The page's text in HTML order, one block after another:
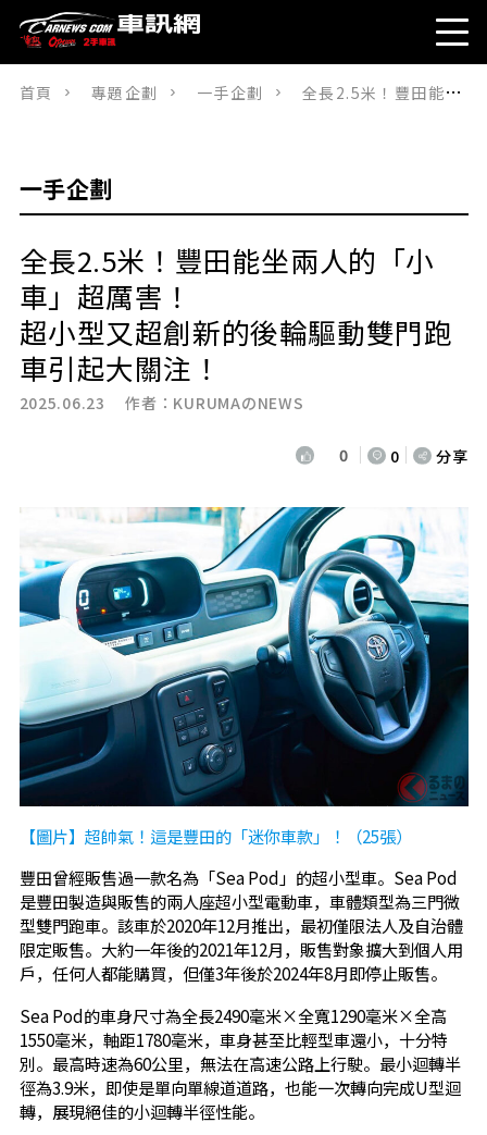
首頁 專題企劃 一手企劃 全長2.5米！豐田能坐兩人的「小車」超厲害！超小型又超創新的後輪驅動雙門跑車引起大關注！
一手企劃
全長2.5米！豐田能坐兩人的「小
車」超厲害！
超小型又超創新的後輪驅動雙門跑
車引起大關注！
2025.06.23 作者： KURUMAのNEWS
0 0 分享
【圖片】超帥氣！這是豐田的「迷你車款」！（25張）
豐田曾經販售過一款名為「Sea Pod」的超小型車。Sea Pod
是豐田製造與販售的兩人座超小型電動車，車體類型為三門微
型雙門跑車。該車於2020年12月推出，最初僅限法人及自治體
限定販售。大約一年後的2021年12月，販售對象擴大到個人用
戶，任何人都能購買，但僅3年後於2024年8月即停止販售。
Sea Pod的車身尺寸為全長2490毫米×全寬1290毫米×全高
1550毫米，軸距1780毫米，車身甚至比輕型車還小，十分特
別。最高時速為60公里，無法在高速公路上行駛。最小迴轉半
徑為3.9米，即使是單向單線道道路，也能一次轉向完成U型迴
轉，展現絕佳的小迴轉半徑性能。